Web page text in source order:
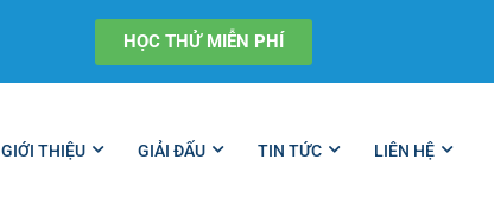
HỌC THỬ MIỄN PHÍ
GIỚI THIỆU GIẢI ĐẤU TIN TỨC LIÊN HỆ